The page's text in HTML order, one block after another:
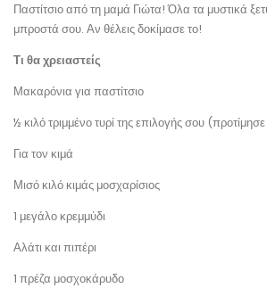
Παστίτσιο από τη μαμά Γιώτα! Όλα τα μυστικά
μπροστά σου. Αν θέλεις δοκίμασε το!
Τι θα χρειαστείς
Μακαρόνια για παστίτσιο
½ κιλό τριμμένο τυρί της επιλογής σου (προτίμησε
Για τον κιμά
Μισό κιλό κιμάς μοσχαρίσιος
1 μεγάλο κρεμμύδι
Αλάτι και πιπέρι
1 πρέζα μοσχοκάρυδο